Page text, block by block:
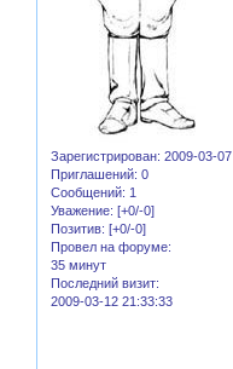
Зарегистрирован: 2009-03-07
Приглашений: 0
Сообщений: 1
Уважение: [+0/-0]
Позитив: [+0/-0]
Провел на форуме:
35 минут
Последний визит:
2009-03-12 21:33:33